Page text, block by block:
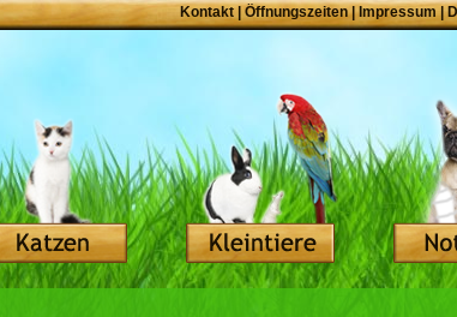
Kontakt Öffnungszeiten| Impressum|